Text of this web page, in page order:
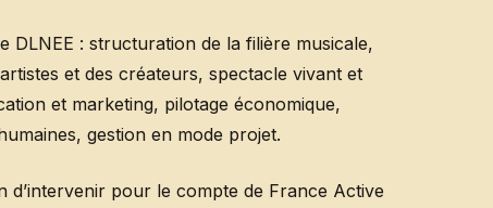
DLNEE : structuration de la filière musicale,
et des créateurs, spectacle vivant et
et marketing, pilotage économique,
gestion en mode projet.
d’intervenir pour le compte de France Active